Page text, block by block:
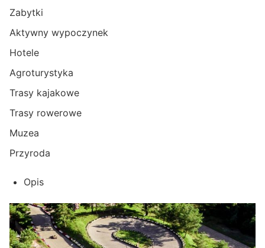
Zabytki
Aktywny wypoczynek
Hotele
Agroturystyka
Trasy kajakowe
Trasy rowerowe
Muzea
Przyroda
Opis